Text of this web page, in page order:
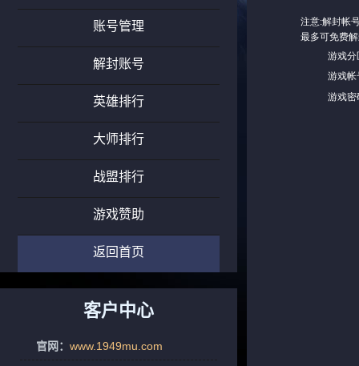
账号管理
解封账号
英雄排行
大师排行
战盟排行
游戏赞助
返回首页
客户中心
官网： www.1949mu.com